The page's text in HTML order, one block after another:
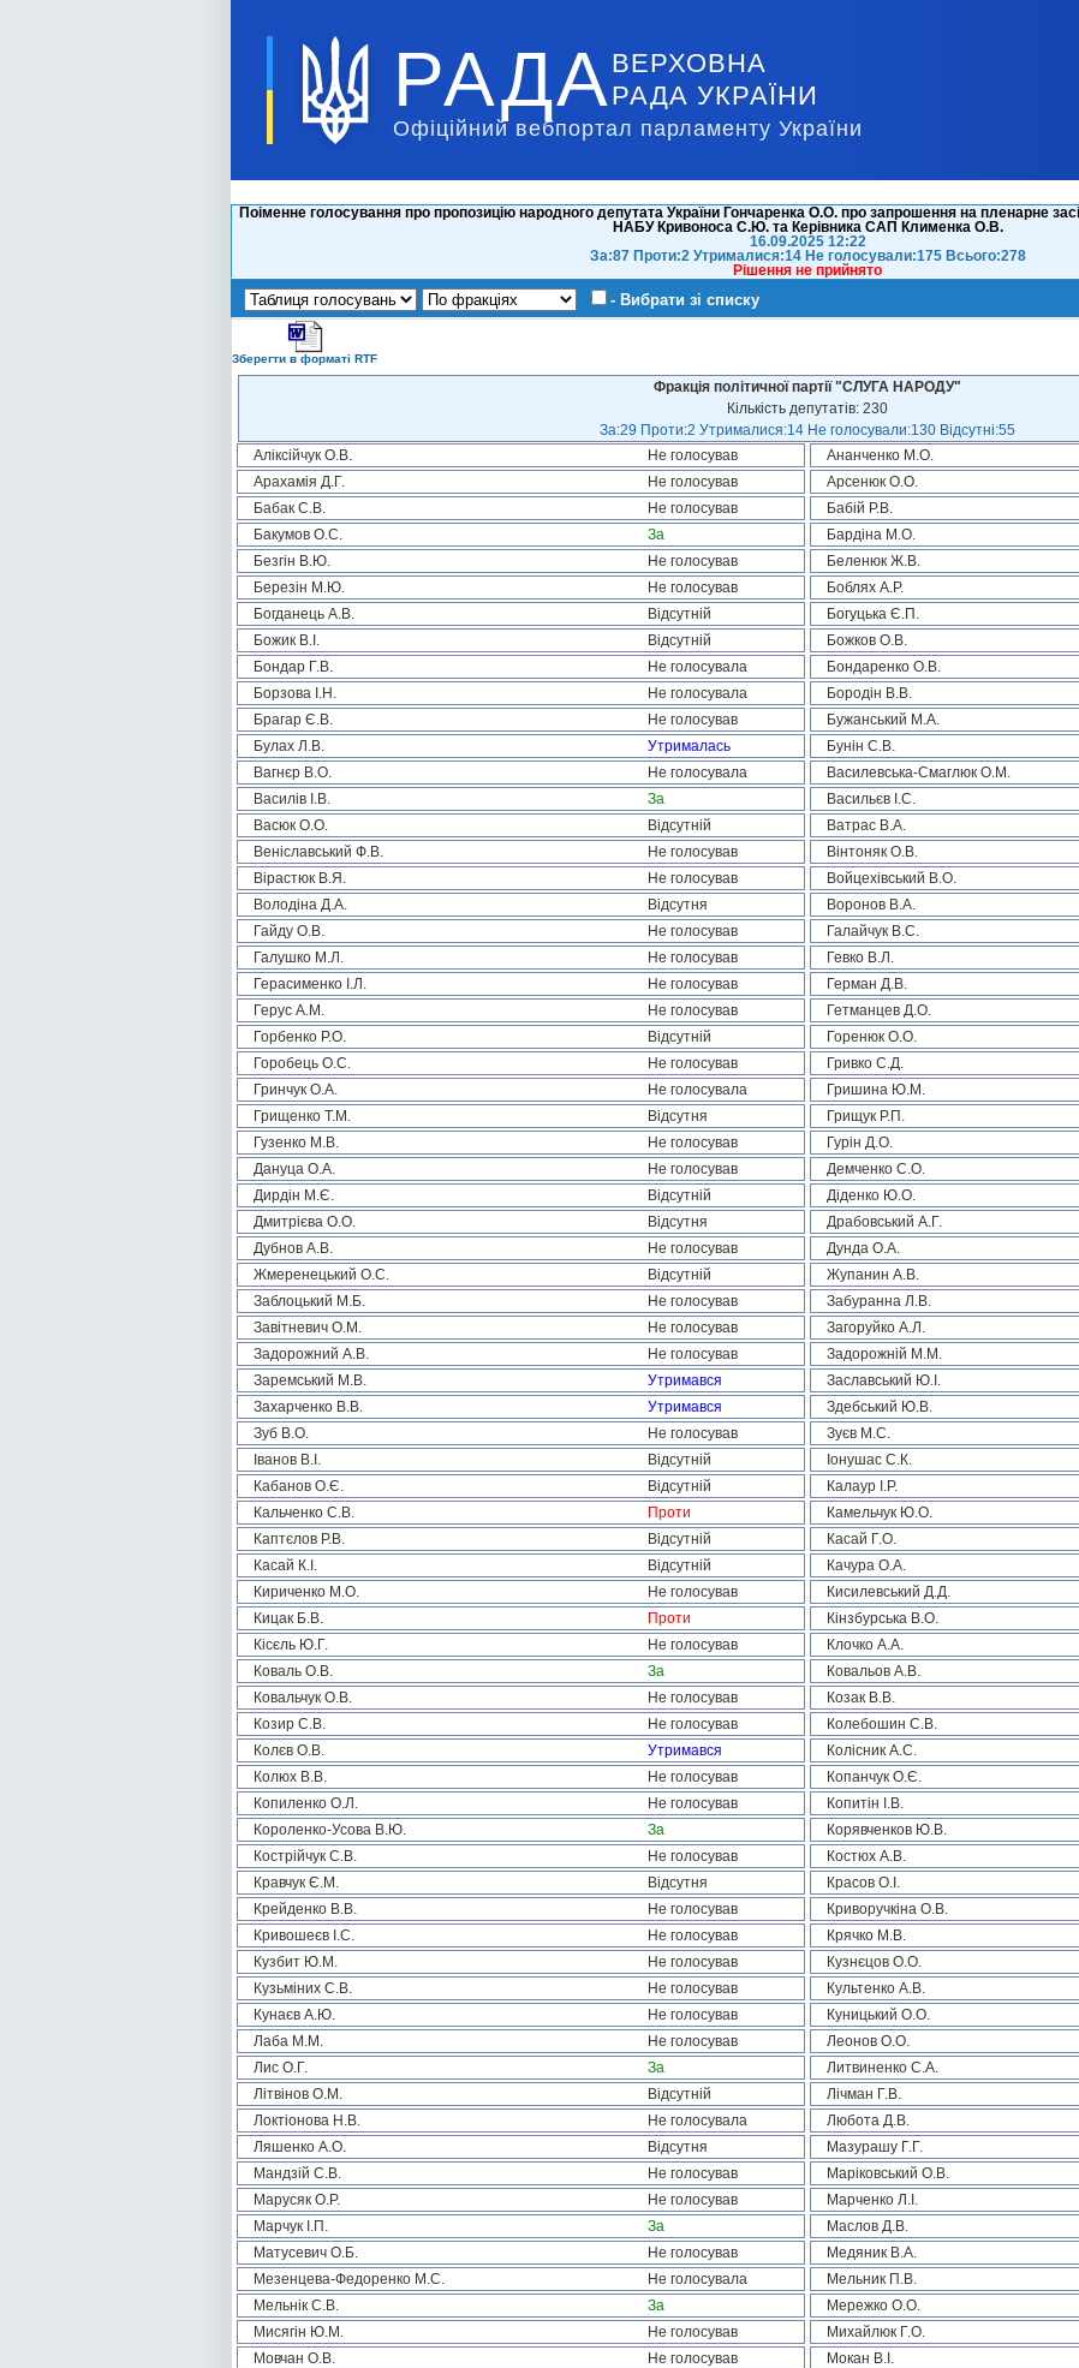
РАДА ВЕРХОВНА
РАДА УКРАЇНИ
Офіційний вебпортал парламенту України
Поіменне голосування про пропозицію народного депутата України Гончаренка О.О. про запрошення на пленарне
НАБУ Кривоноса С.Ю. та Керівника САП Клименка О.В.
16.09.2025 12:22
За:87 Проти:2 Утрималися:14 Не голосували:175 Всього:278
Рішення не прийнято
- Вибрати зі списку
Зберегти в форматі RTF
Фракція політичної партії "СЛУГА НАРОДУ"
Кількість депутатів: 230
За:29 Проти:2 Утрималися:14 Не голосували:130 Відсутні:55
Аліксійчук О.В.
Не голосував Ананченко М.О.
Арахамія Д.Г.
Не голосував Арсенюк О.О.
Бабак С.В.
Не голосував Бабій Р.В.
Бакумов О.С.
За Бардіна М.О.
Безгін В.Ю.
Не голосував Беленюк Ж.В.
Березін М.Ю.
Не голосував Боблях А.Р.
Богданець А.В.
Відсутній Богуцька Є.П.
Божик В.І.
Відсутній Божков О.В.
Бондар Г.В.
Не голосувала Бондаренко О.В.
Борзова І.Н.
Не голосувала Бородін В.В.
Брагар Є.В.
Не голосував Бужанський М.А.
Булах Л.В.
Утрималась Бунін С.В.
Вагнєр В.О.
Не голосувала Василевська-Смаглюк О.М.
Василів І.В.
За Васильєв І.С.
Васюк О.О.
Відсутній Ватрас В.А.
Веніславський Ф.В.
Не голосував Вінтоняк О.В.
Вірастюк В.Я.
Не голосував Войцехівський В.О.
Володіна Д.А.
Відсутня Воронов В.А.
Гайду О.В.
Не голосував Галайчук В.С.
Галушко М.Л.
Не голосував Гевко В.Л.
Герасименко І.Л.
Не голосував Герман Д.В.
Герус А.М.
Не голосував Гетманцев Д.О.
Горбенко Р.О.
Відсутній Горенюк О.О.
Горобець О.С.
Не голосував Гривко С.Д.
Гринчук О.А.
Не голосувала Гришина Ю.М.
Грищенко Т.М.
Відсутня Грищук Р.П.
Гузенко М.В.
Не голосував Гурін Д.О.
Дануца О.А.
Не голосував Демченко С.О.
Дирдін М.Є.
Відсутній Діденко Ю.О.
Дмитрієва О.О.
Відсутня Драбовський А.Г.
Дубнов А.В.
Не голосував Дунда О.А.
Жмеренецький О.С.
Відсутній Жупанин А.В.
Заблоцький М.Б.
Не голосував Забуранна Л.В.
Завітневич О.М.
Не голосував Загоруйко А.Л.
Задорожний А.В.
Не голосував Задорожній М.М.
Заремський М.В.
Утримався Заславський Ю.І.
Захарченко В.В.
Утримався Здебський Ю.В.
Зуб В.О.
Не голосував Зуєв М.С.
Іванов В.І.
Відсутній Іонушас С.К.
Кабанов О.Є.
Відсутній Калаур І.Р.
Кальченко С.В.
Проти Камельчук Ю.О.
Каптєлов Р.В.
Відсутній Касай Г.О.
Касай К.І.
Відсутній Качура О.А.
Кириченко М.О.
Не голосував Кисилевський Д.Д.
Кицак Б.В.
Проти Кінзбурська В.О.
Кісєль Ю.Г.
Не голосував Клочко А.А.
Коваль О.В.
За Ковальов А.В.
Ковальчук О.В.
Не голосував Козак В.В.
Козир С.В.
Не голосував Колебошин С.В.
Колєв О.В.
Утримався Колісник А.С.
Колюх В.В.
Не голосував Копанчук О.Є.
Копиленко О.Л.
Не голосував Копитін І.В.
Короленко-Усова В.Ю.
За Корявченков Ю.В.
Кострійчук С.В.
Не голосував Костюх А.В.
Кравчук Є.М.
Відсутня Красов О.І.
Крейденко В.В.
Не голосував Криворучкіна О.В.
Кривошеєв І.С.
Не голосував Крячко М.В.
Кузбит Ю.М.
Не голосував Кузнєцов О.О.
Кузьміних С.В.
Не голосував Культенко А.В.
Кунаєв А.Ю.
Не голосував Куницький О.О.
Лаба М.М.
Не голосував Леонов О.О.
Лис О.Г.
За Литвиненко С.А.
Літвінов О.М.
Відсутній Лічман Г.В.
Локтіонова Н.В.
Не голосувала Любота Д.В.
Ляшенко А.О.
Відсутня Мазурашу Г.Г.
Мандзій С.В.
Не голосував Маріковський О.В.
Марусяк О.Р.
Не голосував Марченко Л.І.
Марчук І.П.
За Маслов Д.В.
Матусевич О.Б.
Не голосував Медяник В.А.
Мезенцева-Федоренко М.С.
Не голосувала Мельник П.В.
Мельнік С.В.
За Мережко О.О.
Мисягін Ю.М.
Не голосував Михайлюк Г.О.
Мовчан О.В.
Не голосував Мокан В.І.